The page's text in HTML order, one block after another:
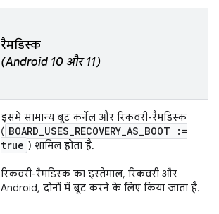
रैमडिस्क
(Android 10 और 11)
इसमें सामान्य बूट कर्नेल और रिकवरी-रैमडिस्क
( BOARD_USES_RECOVERY_AS_BOOT :=
true ) शामिल होता है.
रिकवरी-रैमडिस्क का इस्तेमाल, रिकवरी और
Android, दोनों में बूट करने के लिए किया जाता है.